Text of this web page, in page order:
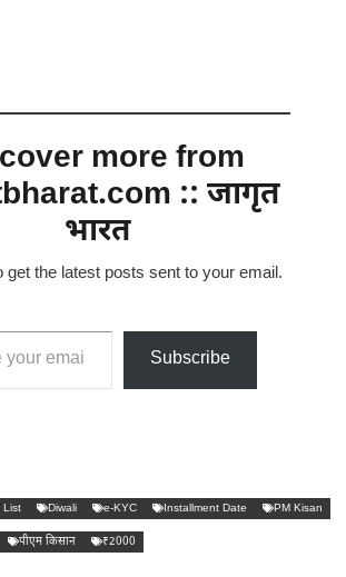
more from
:: जागृत
भारत
get the latest posts sent to your email.
Subscribe
List Diwali e-KYC Installment Date PM Kisan
पीएम किसान ₹2000